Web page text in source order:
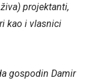
projektanti,
kao i vlasnici
gospodin Damir